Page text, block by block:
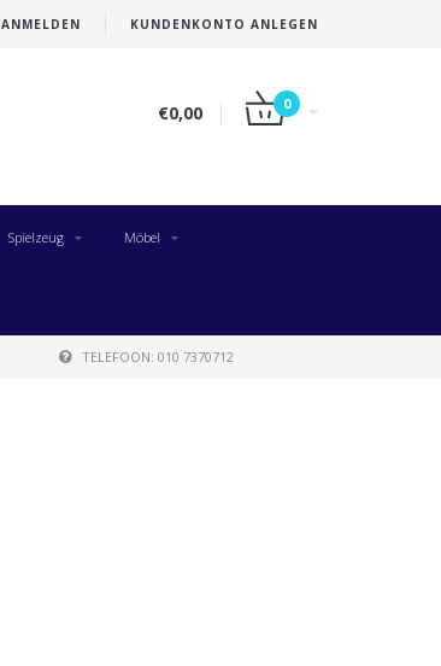
ANMELDEN KUNDENKONTO ANLEGEN
€0,00 0
Spielzeug Möbel
TELEFOON: 010 7370712